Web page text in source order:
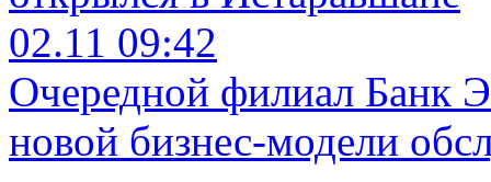
02.11 09:42
Очередной филиал Банк
новой бизнес-модели